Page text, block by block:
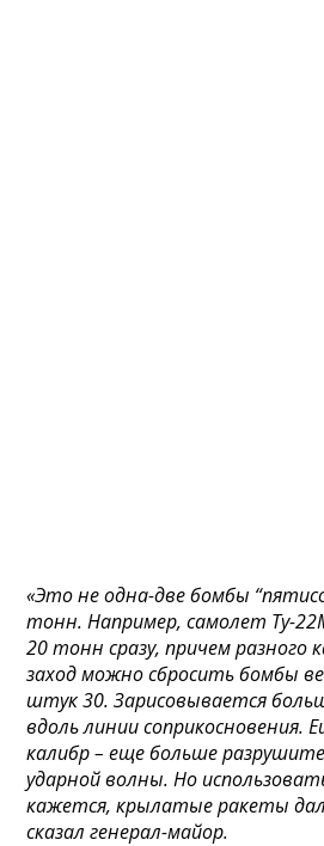
«Это не одна-две бомбы
тонн. Например, самолет Ту-
20 тонн сразу, причем разного
заход можно сбросить бомбы
штук 30. Зарисовывается
вдоль линии соприкосновения.
калибр – еще больше
ударной волны. Но
кажется, крылатые ракеты
сказал генерал-майор.